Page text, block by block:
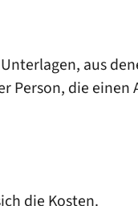
aus
Person, die einen
die Kosten.